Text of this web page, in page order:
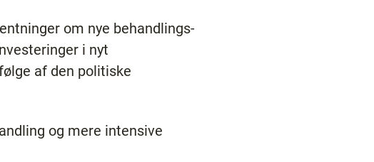
om nye behandlings-
i nyt
af den politiske
og mere intensive